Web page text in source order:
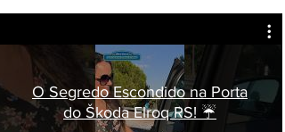
O Segredo Escondido na Porta
do Škoda Elroq RS! ☔